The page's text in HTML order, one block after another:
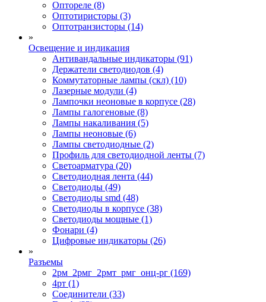
Оптореле (8)
Оптотиристоры (3)
Оптотранзисторы (14)
»
Освещение и индикация
Антивандальные индикаторы (91)
Держатели светодиодов (4)
Коммутаторные лампы (скл) (10)
Лазерные модули (4)
Лампочки неоновые в корпусе (28)
Лампы галогеновые (8)
Лампы накаливания (5)
Лампы неоновые (6)
Лампы светодиодные (2)
Профиль для светодиодной ленты (7)
Светоарматура (20)
Светодиодная лента (44)
Светодиоды (49)
Светодиоды smd (48)
Светодиоды в корпусе (38)
Светодиоды мощные (1)
Фонари (4)
Цифровые индикаторы (26)
»
Разъемы
2рм_2рмг_2рмт_рмг_онц-рг (169)
4рт (1)
Cоединители (33)